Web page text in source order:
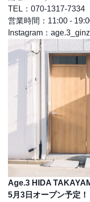
TEL：070-1317-7334
営業時間：11:00 -
Instagram：
Age.3 HIDA
5月3日オープン予定！